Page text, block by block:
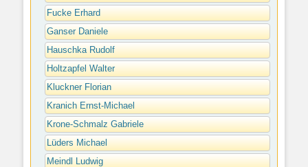
Fucke Erhard
Ganser Daniele
Hauschka Rudolf
Holtzapfel Walter
Kluckner Florian
Kranich Ernst-Michael
Krone-Schmalz Gabriele
Lüders Michael
Meindl Ludwig